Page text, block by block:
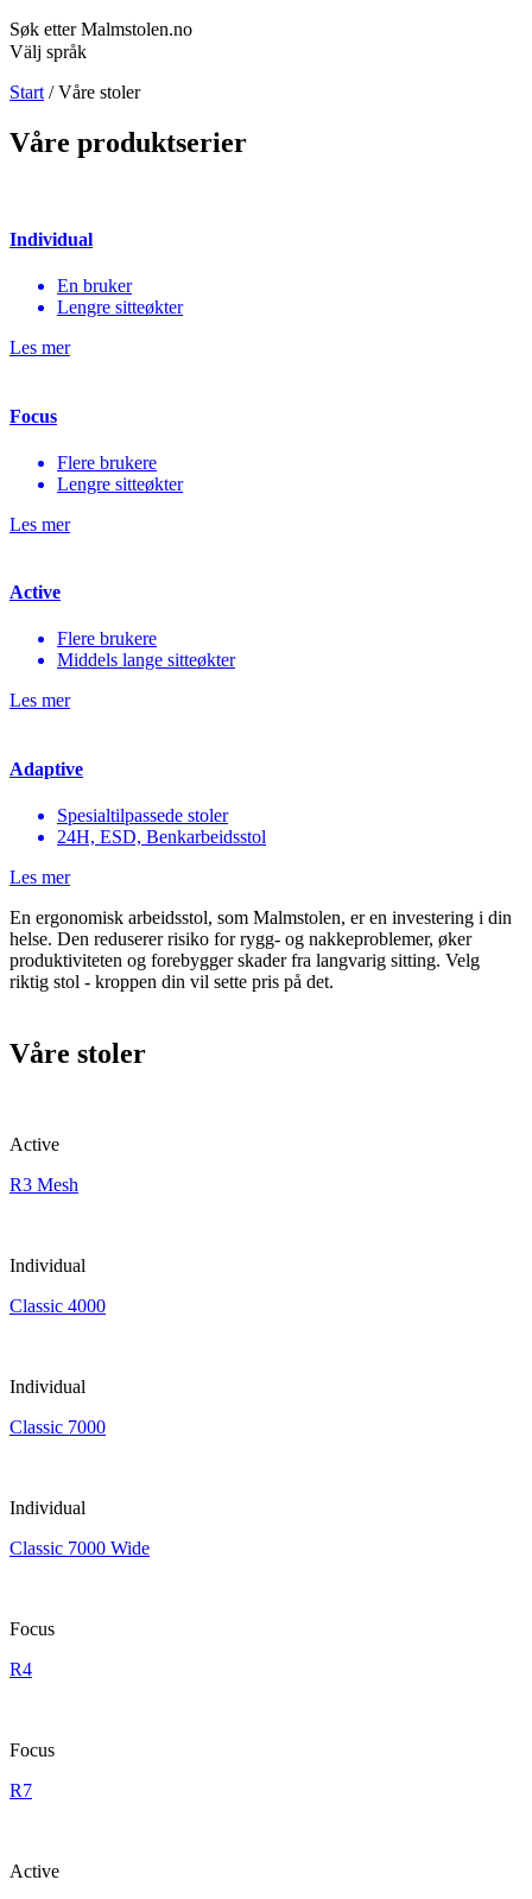
Søk etter Malmstolen.no
Välj språk
Start /Våre stoler
Våre produktserier
Individual
En bruker
Lengre sitteøkter
Les mer
Focus
Flere brukere
Lengre sitteøkter
Les mer
Active
Flere brukere
Middels lange sitteøkter
Les mer
Adaptive
Spesialtilpassede stoler
24H, ESD, Benkarbeidsstol
Les mer
En ergonomisk arbeidsstol, som Malmstolen, er en investering i din
helse. Den reduserer risiko for rygg- og nakkeproblemer, øker
produktiviteten og forebygger skader fra langvarig sitting. Velg
riktig stol - kroppen din vil sette pris på det.
Våre stoler
Active
R3 Mesh
Individual
Classic 4000
Individual
Classic 7000
Individual
Classic 7000 Wide
Focus
R4
Focus
R7
Active